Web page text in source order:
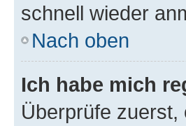
schnell wieder
Nach oben
Ich habe mich
Überprüfe